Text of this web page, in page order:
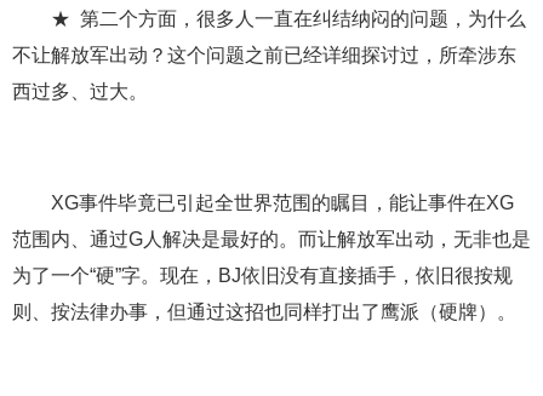
★ 第二个方面，很多人一直在纠结纳闷的问题，为什么
不让解放军出动？这个问题之前已经详细探讨过，所牵涉东
西过多、过大。
XG事件毕竟已引起全世界范围的瞩目，能让事件在XG
范围内、通过G人解决是最好的。而让解放军出动，无非也是
为了一个“硬”字。现在，BJ依旧没有直接插手，依旧很按规
则、按法律办事，但通过这招也同样打出了鹰派（硬牌）。